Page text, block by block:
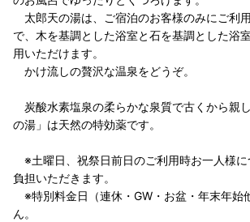
太郎天の湯は、ご宿泊のお客様のみにご利
で、木を基調とした浴室と石を基調とした浴
用いただけます。
かけ流しの贅沢な温泉をどうぞ。
炭酸水素塩泉の柔らかな泉質で古くから親
の湯」は天然の特効薬です。
※土曜日、祝祭日前日のご利用時お一人様に
負担いただきます。
※特別料金日（連休・GW・お盆・年末年始
ん。